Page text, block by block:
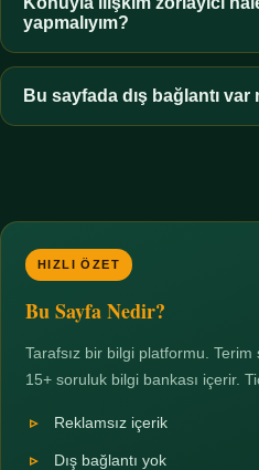
zorunluluktur.
yapmalıyım?
Zaman sınırı koyun,
profesyonel destek alın.
mevcuttur; yardım istemek güçlü
Bu sayfada dış bağlantı var
HIZLI ÖZET
Bu Sayfa Nedir?
Tarafsız bir bilgi platformu.
15+ soruluk bilgi bankası içerir.
Reklamsız içerik
Dış bağlantı yok